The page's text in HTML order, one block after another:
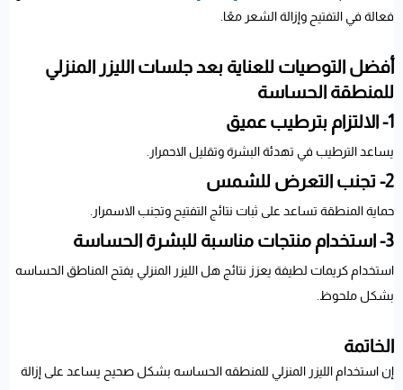
فعالة في التفتيح وإزالة الشعر معًا.
أفضل التوصيات للعناية بعد جلسات الليزر المنزلي
للمنطقة الحساسة
1- الالتزام بترطيب عميق
يساعد الترطيب في تهدئة البشرة وتقليل الاحمرار.
2- تجنب التعرض للشمس
حماية المنطقة تساعد على ثبات نتائج التفتيح وتجنب الاسمرار.
3- استخدام منتجات مناسبة للبشرة الحساسة
استخدام كريمات لطيفة يعزز نتائج هل الليزر المنزلي يفتح المناطق الحساسه
بشكل ملحوظ.
الخاتمة
إن استخدام الليزر المنزلي للمنطقه الحساسه بشكل صحيح يساعد على إزالة